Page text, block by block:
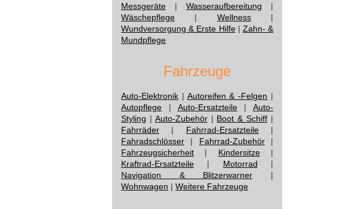
Messgeräte | Wasseraufbereitung |
Wäschepflege | Wellness|
Wundversorgung & Erste Hilfe| Zahn- &
Mundpflege
Fahrzeuge
Auto-Elektronik | Autoreifen & -Felgen |
Autopflege | Auto-Ersatzteile| Auto-
Styling | Auto-Zubehör| Boot & Schiff |
Fahrräder | Fahrrad-Ersatzteile|
Fahradschlösser | Fahrrad-Zubehör|
Fahrzeugsicherheit | Kindersitze|
Kraftrad-Ersatzteile | Motorrad |
Navigation & Blitzerwarner |
Wohnwagen | Weitere Fahrzeuge